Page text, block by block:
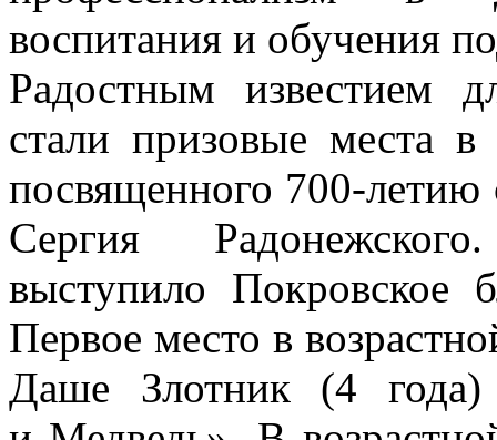
воспитания и обучения
Радостным известием
стали призовые места в
посвященного 700-
Сергия
выступило Покровское
Первое место в
Даше Злотник (4